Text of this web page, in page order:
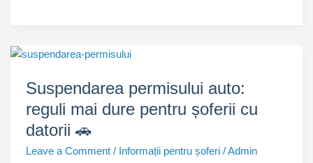
cum
conduci
în
siguranță
Suspendarea permisului auto:
reguli mai dure pentru șoferii cu
datorii 🚗
Leave a Comment / Informații pentru șoferi /Admin